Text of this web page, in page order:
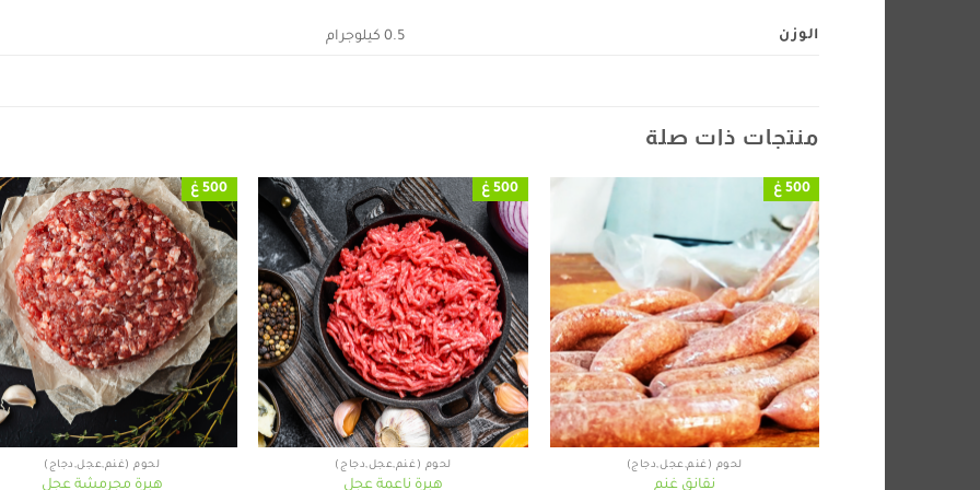
الوزن 0.5 كيلوجرام
منتجات ذات صلة
500 غ
+
لحوم (غنم,عجل,دجاج)
نقانق غنم
500 غ
+
لحوم (غنم,عجل,دجاج)
هبرة ناعمة عجل
500 غ
لحوم (غنم,عجل,دجاج)
هبرة مجرمشة عجل